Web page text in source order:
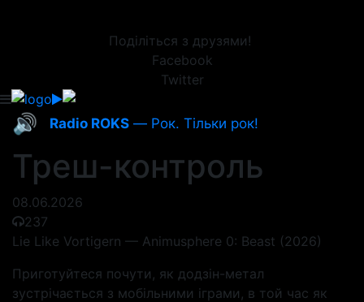
Поділіться з друзями!
Facebook
Twitter
🔊 Radio ROKS — Рок. Тільки рок!
Треш-контроль
08.06.2026
237
Lie Like Vortigern — Animusphere 0: Beast (2026)
Приготуйтеся почути, як додзін-метал
зустрічається з мобільними іграми, в той час як